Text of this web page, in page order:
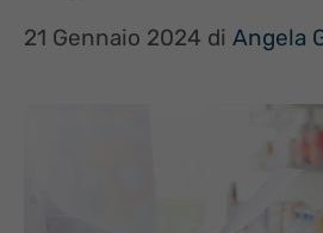
21 Gennaio 2024 di Angela